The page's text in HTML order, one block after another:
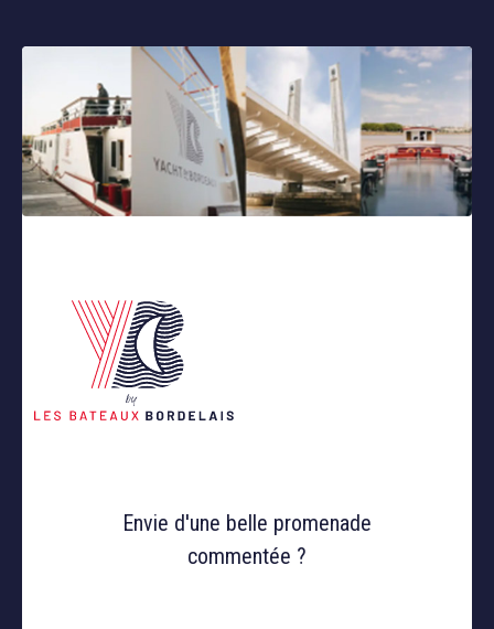
Envie d'une belle promenade
commentée ?